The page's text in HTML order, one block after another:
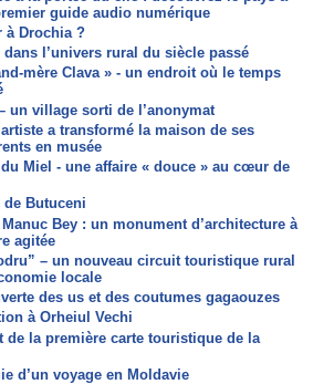
guide audio numérique
à Drochia ?
dans l’univers rural du siècle passé
mère Clava » - un endroit où le temps
un village sorti de l’anonymat
a transformé la maison de ses
en musée
Miel - une affaire « douce » au cœur de
de Butuceni
Bey : un monument d’architecture à
agitée
– un nouveau circuit touristique rural
locale
des us et des coutumes gagaouzes
à Orheiul Vechi
de la première carte touristique de la
d’un voyage en Moldavie